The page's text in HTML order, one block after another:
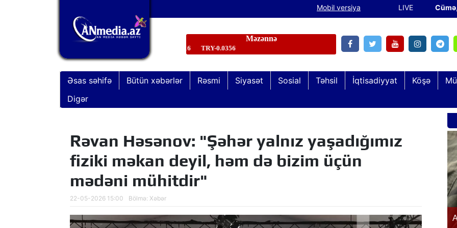
Mobil versiya LIVE Cümə
Əsas səhifə Bütün xəbərlər Rəsmi Siyasət Sosial Təhsil İqtisadiyyat Köşə
Digər
Rəvan Həsənov: "Şəhər yalnız yaşadığımız
fiziki məkan deyil, həm də bizim üçün
mədəni mühitdir"
22-05-2026 15:00 Bölmə: Xəbər
“Xocavənd əməliyyatı”nda şəhid olan
Tarix-Mədəniyyət Qoruğunda olublar